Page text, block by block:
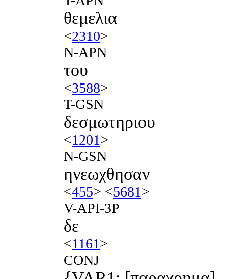
θεμελια
<2310>
N-APN
του
<3588>
T-GSN
δεσμωτηριου
<1201>
N-GSN
ηνεωχθησαν
<455> <5681>
V-API-3P
δε
<1161>
CONJ